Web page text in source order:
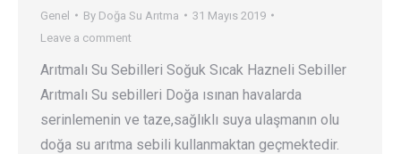
Genel By Doğa Su Arıtma
31 Mayıs 2019
Leave a comment
Arıtmalı Su Sebilleri Soğuk Sıcak Hazneli Sebiller
Arıtmalı Su sebilleri Doğa ısınan havalarda
serinlemenin ve taze,sağlıklı suya ulaşmanın olu
doğa su arıtma sebili kullanmaktan geçmektedir.